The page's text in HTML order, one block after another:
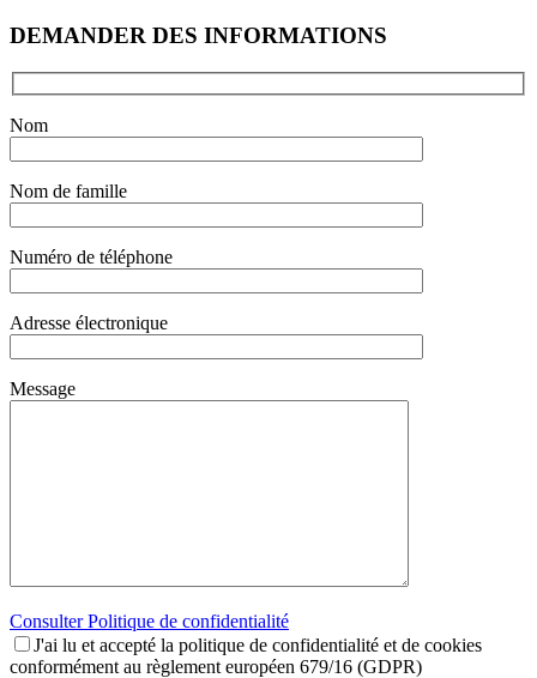
DEMANDER DES INFORMATIONS
Nom
Nom de famille
Numéro de téléphone
Adresse électronique
Message
Consulter Politique de confidentialité
J'ai lu et accepté la politique de confidentialité et de cookies
conformément au règlement européen 679/16 (GDPR)